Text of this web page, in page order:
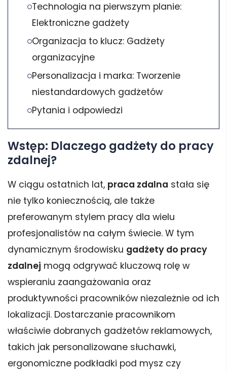
Technologia na pierwszym planie:
Elektroniczne gadżety
Organizacja to klucz: Gadżety
organizacyjne
Personalizacja i marka: Tworzenie
niestandardowych gadżetów
Pytania i odpowiedzi
Wstęp: Dlaczego gadżety do pracy
zdalnej?
W ciągu ostatnich lat, praca zdalna stała się
nie tylko koniecznością, ale także
preferowanym stylem pracy dla wielu
profesjonalistów na całym świecie. W tym
dynamicznym środowisku gadżety do pracy
zdalnej mogą odgrywać kluczową rolę w
wspieraniu zaangażowania oraz
produktywności pracowników niezależnie od ich
lokalizacji. Dostarczanie pracownikom
właściwie dobranych gadżetów reklamowych,
takich jak personalizowane słuchawki,
ergonomiczne podkładki pod mysz czy